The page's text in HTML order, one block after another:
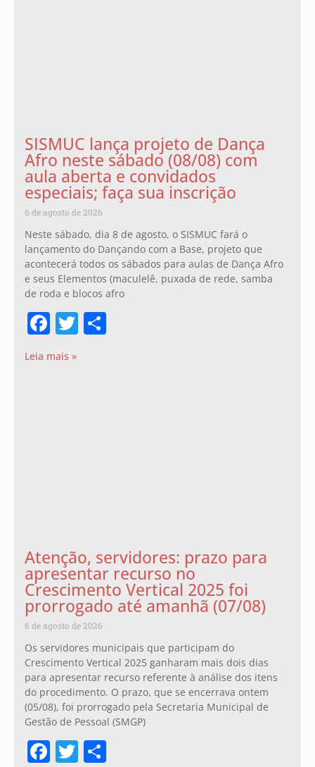
SISMUC lança projeto de Dança
Afro neste sábado (08/08) com
aula aberta e convidados
especiais; faça sua inscrição
6 de agosto de 2026
Neste sábado, dia 8 de agosto, o SISMUC fará o
lançamento do Dançando com a Base, projeto que
acontecerá todos os sábados para aulas de Dança Afro
e seus Elementos (maculelê, puxada de rede, samba
de roda e blocos afro
Facebook
Twitter
Leia mais »
Atenção, servidores: prazo para
apresentar recurso no
Crescimento Vertical 2025 foi
prorrogado até amanhã (07/08)
6 de agosto de 2026
Os servidores municipais que participam do
Crescimento Vertical 2025 ganharam mais dois dias
para apresentar recurso referente à análise dos itens
do procedimento. O prazo, que se encerrava ontem
(05/08), foi prorrogado pela Secretaria Municipal de
Gestão de Pessoal (SMGP)
Facebook
Twitter